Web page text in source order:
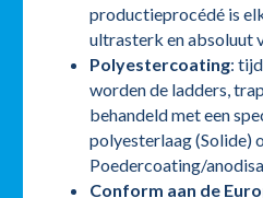
productieprocédé is
ultrasterk en absoluut
Polyestercoating:
worden de ladders,
behandeld met een
polyesterlaag (Solide)
Poedercoating/
Conform aan de